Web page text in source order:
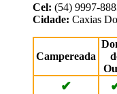
Cel: (54) 9997-
Cidade: Caxias
Campereada
✔